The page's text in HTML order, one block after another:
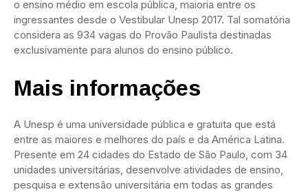
o ensino médio em escola pública, maioria entre os
ingressantes desde o Vestibular Unesp 2017. Tal somatória
considera as 934 vagas do Provão Paulista destinadas
exclusivamente para alunos do ensino público.
Mais informações
A Unesp é uma universidade pública e gratuita que está
entre as maiores e melhores do país e da América Latina.
Presente em 24 cidades do Estado de São Paulo, com 34
unidades universitárias, desenvolve atividades de ensino,
pesquisa e extensão universitária em todas as grandes